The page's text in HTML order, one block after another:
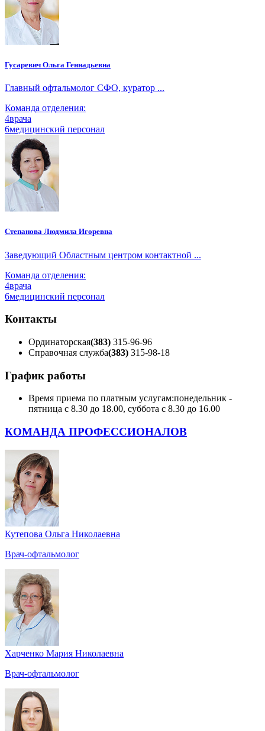
Гусаревич Ольга Геннадьевна
Главный офтальмолог СФО, куратор ...
Команда отделения:
4врача
6медицинский персонал
Степанова Людмила Игоревна
Заведующий Областным центром контактной ...
Команда отделения:
4врача
6медицинский персонал
Контакты
Ординаторская(383) 315-96-96
Справочная служба(383) 315-98-18
График работы
Время приема по платным услугам:понедельник -
пятница с 8.30 до 18.00, суббота с 8.30 до 16.00
КОМАНДА ПРОФЕССИОНАЛОВ
Кутепова Ольга Николаевна
Врач-офтальмолог
Харченко Мария Николаевна
Врач-офтальмолог